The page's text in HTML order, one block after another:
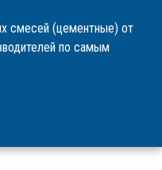
смесей (цементные) от
по самым